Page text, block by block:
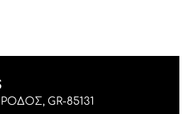
GR-85131